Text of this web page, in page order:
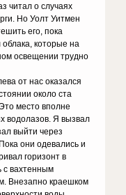
читал о случаях
Но Уолт Уитмен
его, пока
которые на
освещении трудно
от нас оказался
около ста
место вполне
водолазов. Я вызвал
выйти через
они одевались и
горизонт в
с вахтенным
Внезапно краешком